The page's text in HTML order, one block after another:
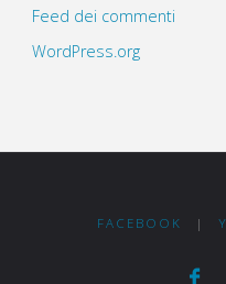
Feed dei commenti
WordPress.org
FACEBOOK |